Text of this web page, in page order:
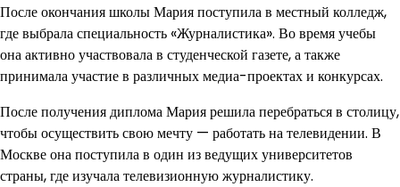
После окончания школы Мария поступила в местный колледж,
где выбрала специальность «Журналистика». Во время учебы
она активно участвовала в студенческой газете, а также
принимала участие в различных медиа-проектах и конкурсах.
После получения диплома Мария решила перебраться в столицу,
чтобы осуществить свою мечту — работать на телевидении. В
Москве она поступила в один из ведущих университетов
страны, где изучала телевизионную журналистику.